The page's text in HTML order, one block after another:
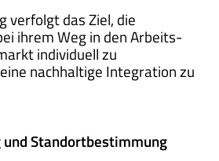
verfolgt das Ziel, die
ihrem Weg in den Arbeits-
individuell zu
nachhaltige Integration zu
Standortbestimmung